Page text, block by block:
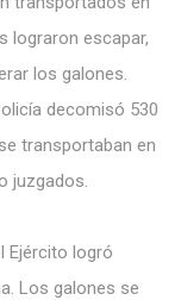
lograron escapar,
los galones.
decomisó 530
transportaban en
juzgados.
Ejército logró
Los galones se